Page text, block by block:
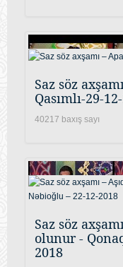
Saz söz
Qasımlı-29-
40217 baxış sayı
Saz söz
olunur -
2018